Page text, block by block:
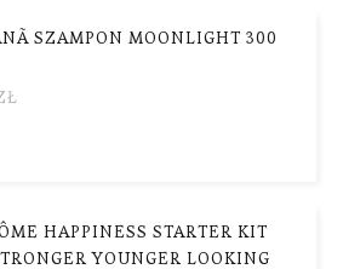
SZAMPON MOONLIGHT 300
HAPPINESS STARTER KIT
YOUNGER LOOKING